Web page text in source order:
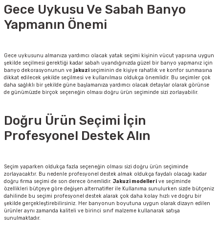
Gece Uykusu Ve Sabah Banyo
Yapmanın Önemi
Gece uykusunu almanıza yardımcı olacak yatak seçimi kişinin vücut yapısına uygun
şekilde seçilmesi gerektiği kadar sabah uyandığınızda güzel bir banyo yapmanız için
banyo dekorasyonunun ve jakuzi seçiminin de kişiye rahatlık ve konfor sunmasına
dikkat edilecek şekilde seçilmesi ve kullanılması oldukça önemlidir. Bu seçimler çok
daha sağlıklı bir şekilde güne başlamanıza yardımcı olacak detaylar olarak görünse
de günümüzde birçok seçeneğin olması doğru ürün seçiminde sizi zorlayabilir.
Doğru Ürün Seçimi İçin
Profesyonel Destek Alın
Seçim yaparken oldukça fazla seçeneğin olması sizi doğru ürün seçiminde
zorlayacaktır. Bu nedenle profesyonel destek almak oldukça faydalı olacağı kadar
doğru firma seçimi de son derece önemlidir. Jakuzi modelleri ve seçiminde
özellikleri bütçeye göre değişen alternatifler ile Kullanıma sunulurken sizde bütçeniz
dahilinde bu seçimi profesyonel destek alarak çok daha kolay hızlı ve doğru bir
şekilde gerçekleştirebilirsiniz. Her banyonun boyutuna uygun olarak dizayn edilen
ürünler aynı zamanda kaliteli ve birinci sınıf malzeme kullanarak satışa
sunulmaktadır.